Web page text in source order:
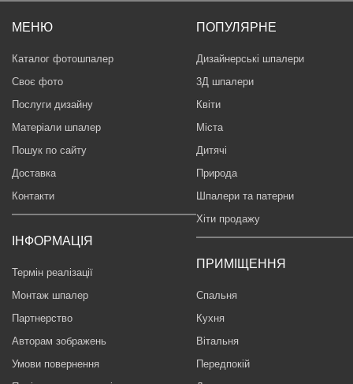
МЕНЮ
Каталог фотошпалер
Своє фото
Послуги дизайну
Матеріали шпалер
Пошук по сайту
Доставка
Контакти
ІНФОРМАЦІЯ
Термін реалізації
Монтаж шпалер
Партнерство
Авторам зображень
Умови повернення
ПОПУЛЯРНЕ
Дизайнерські шпалери
3Д шпалери
Квіти
Міста
Дитячі
Природа
Шпалери та патерни
Хіти продажу
ПРИМІЩЕННЯ
Спальня
Кухня
Вітальня
Передпокій